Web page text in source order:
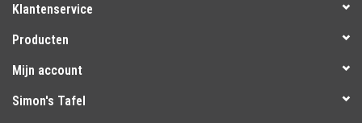
Klantenservice
Producten
Mijn account
Simon's Tafel